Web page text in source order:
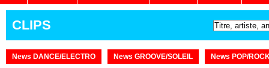
CLIPS
News DANCE/ELECTRO News GROOVE/SOLEIL
News POP/